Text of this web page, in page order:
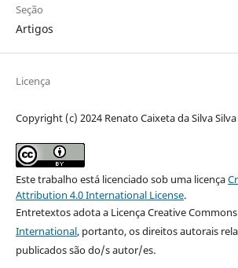
Seção
Artigos
Licença
Copyright (c) 2024 Renato Caixeta da Silva Silva
Este trabalho está licenciado sob uma licença
Attribution 4.0 International License.
Entretextos adota a Licença Creative Commons
International, portanto, os direitos autorais
publicados são do/s autor/es.